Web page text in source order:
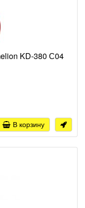
KD-380 С04
В корзину